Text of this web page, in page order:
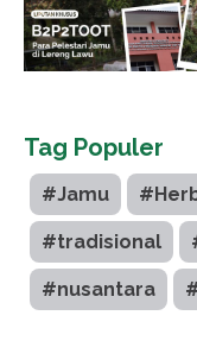
Tag Populer
#Jamu
#tradisional
#nusantara